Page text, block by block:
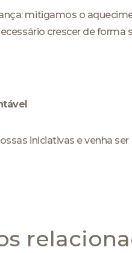
mitigamos o
crescer de
iniciativas e venha